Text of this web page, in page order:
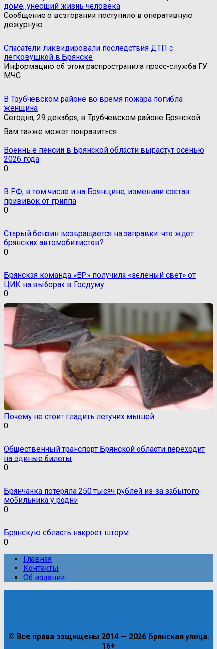
доме, унесший жизнь человека
Сообщение о возгорании поступило в оперативную
дежурную
Спасатели ликвидировали последствия ДТП с
легковушкой в Брянске
Информацию об этом распространила пресс-служба ГУ
МЧС
В Трубчевском районе во время пожара погибла
женщина
Сегодня, 29 декабря, в Трубчевском районе Брянской
Вам также может понравиться
Военные пенсии в Брянской области вырастут осенью
2026 года
0
В РФ, в том числе и на Брянщине, изменили состав
прививок от гриппа
0
Старый бензин возвращается на заправки: что ждет
брянских автомобилистов?
0
Брянская команда «ЕР» получила «зеленый свет» от
ЦИК на выборах в Госдуму
0
Почему не стоит гладить летучих мышей
0
Общественный транспорт Брянской области переходит
на единые билеты
0
Брянчанка потеряла 250 тысяч рублей из-за забытого
мобильника у родни
0
Брянскую область накроет шторм
0
Главная
Контакты
Об издании
© Все права защищены 2014 — 2026 Брянская улица.
16+